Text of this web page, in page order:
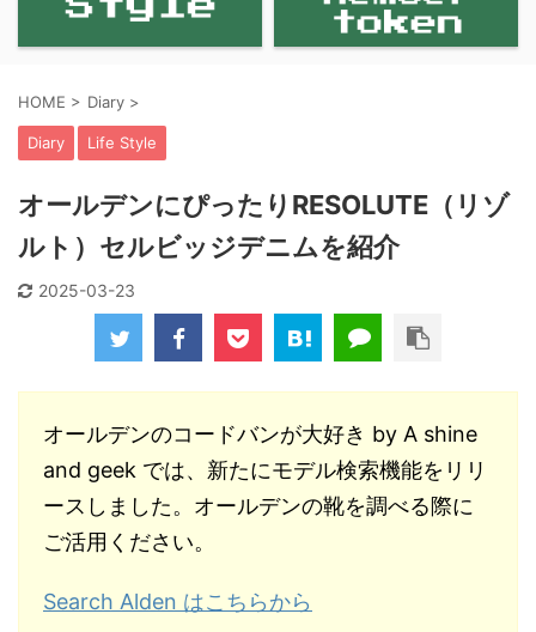
HOME > Diary >
Diary Life Style
オールデンにぴったりRESOLUTE（リゾ
ルト）セルビッジデニムを紹介
2025-03-23
オールデンのコードバンが大好き by A shine
and geek では、新たにモデル検索機能をリリ
ースしました。オールデンの靴を調べる際に
ご活用ください。
Search Alden はこちらから